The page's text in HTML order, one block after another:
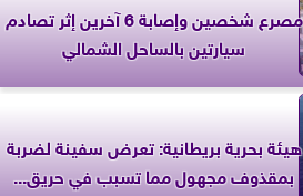
مصرع شخصين وإصابة 6 آخرين إثر تصادم
سيارتين بالساحل الشمالي
‎هيئة بحرية بريطانية: تعرض سفينة لضربة
بمقذوف مجهول مما تسبب في حريق...